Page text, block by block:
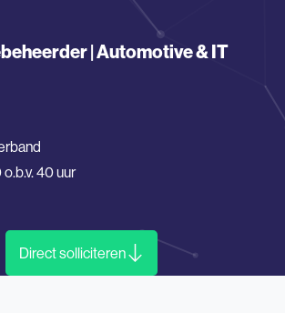
| Automotive & IT
40 uur
Direct solliciteren